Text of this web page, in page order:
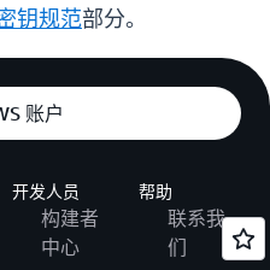
钥规范部分。
账户
开发人员
构建者
中心
帮助
联系我
们